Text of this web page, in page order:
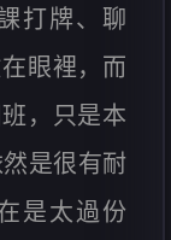
打牌、聊
眼裡，而
，只是本
是很有耐
是太過份